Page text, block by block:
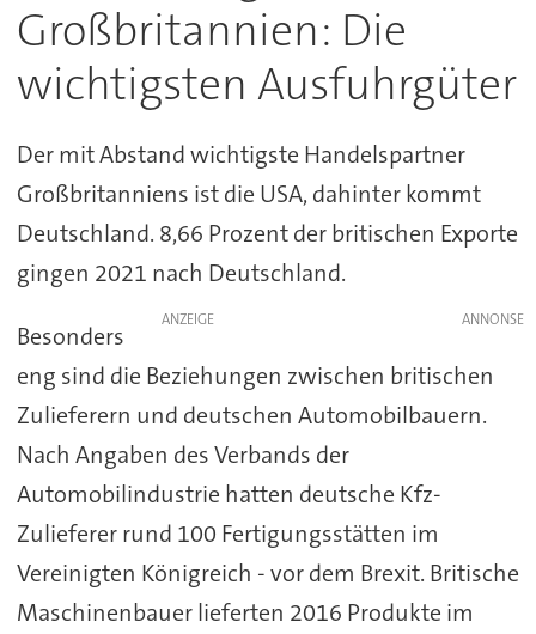
Großbritannien: Die
wichtigsten Ausfuhrgüter
Der mit Abstand wichtigste Handelspartner
Großbritanniens ist die USA, dahinter kommt
Deutschland. 8,66 Prozent der britischen Exporte
gingen 2021 nach Deutschland.
ANZEIGE
Besonders
eng sind die Beziehungen zwischen britischen
Zulieferern und deutschen Automobilbauern.
Nach Angaben des Verbands der
Automobilindustrie hatten deutsche Kfz-
Zulieferer rund 100 Fertigungsstätten im
Vereinigten Königreich - vor dem Brexit. Britische
Maschinenbauer lieferten 2016 Produkte im